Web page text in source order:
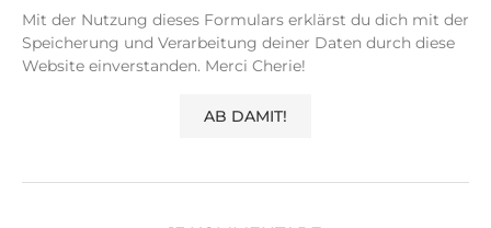
Mit der Nutzung dieses Formulars erklärst du dich mit der
Speicherung und Verarbeitung deiner Daten durch diese
Website einverstanden. Merci Cherie!